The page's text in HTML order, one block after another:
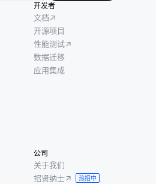
开发者
文档
开源项目
性能测试
数据迁移
应用集成
公司
关于我们
招贤纳士
热招中